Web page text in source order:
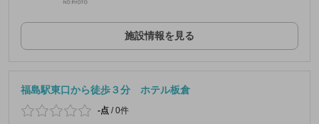
施設情報を見る
福島駅東口から徒歩３分 ホテル板倉
-点 /0件